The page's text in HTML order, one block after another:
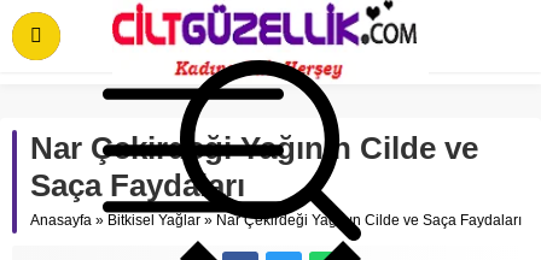
Nar Çekirdeği Yağının Cilde ve
Saça Faydaları
Anasayfa » Bitkisel Yağlar » Nar Çekirdeği Yağının Cilde ve Saça Faydaları